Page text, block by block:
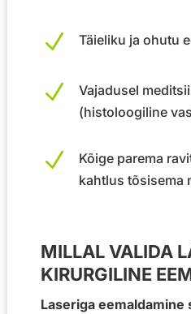
N Täieliku ja ohutu
N
Vajadusel
(histoloogiline
N
Kõige parema
kahtlus tõsisema
MILLAL VALIDA
KIRURGILINE
Laseriga